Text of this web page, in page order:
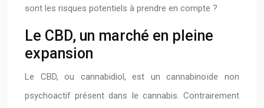
sont les risques potentiels à prendre en compte ?
Le CBD, un marché en pleine
expansion
Le CBD, ou cannabidiol, est un cannabinoïde non
psychoactif présent dans le cannabis. Contrairement